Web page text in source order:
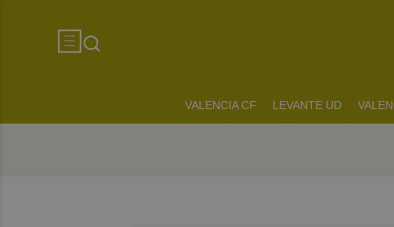
VALENCIA CF LEVANTE UD